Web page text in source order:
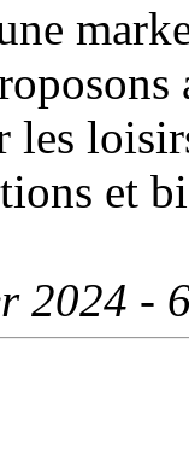
les
et
2024 -